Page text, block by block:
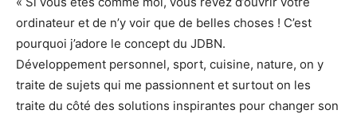
ordinateur et de n’y voir que de belles choses ! C’est
pourquoi j’adore le concept du JDBN.
Développement personnel, sport, cuisine, nature, on y
traite de sujets qui me passionnent et surtout on les
traite du côté des solutions inspirantes pour changer son